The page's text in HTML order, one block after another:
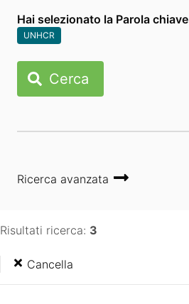
Hai selezionato la Parola chiave
UNHCR
Cerca
Ricerca avanzata
Risultati ricerca: 3
Cancella